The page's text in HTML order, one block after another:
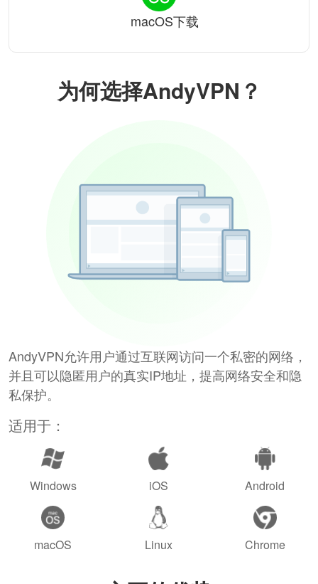
为何选择AndyVPN？
AndyVPN允许用户通过互联网访问一个私密的网络，
并且可以隐匿用户的真实IP地址，提高网络安全和隐
私保护。
适用于：
Windows iOS Android
macOS Linux Chrome
macOS下载